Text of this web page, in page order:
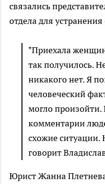
связались
отдела для
"Приехала
так получилось.
никакого нет. Я
человеческий
могло произойти.
комментарии
схожие ситуации.
говорит
Юрист Жанна